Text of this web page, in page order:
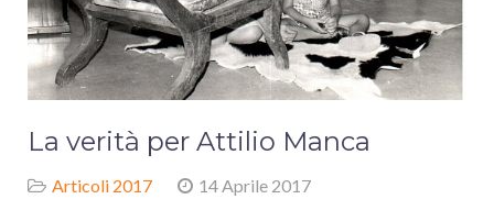
La verità per Attilio Manca
Articoli 2017 14 Aprile 2017